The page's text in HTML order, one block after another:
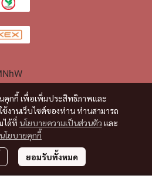
คุกกี้ เพื่อเพิ่มประสิทธิภาพและ
งานเว็บไซต์ของท่าน ท่านสามารถ
ได้ที่ นโยบายความเป็นส่วนตัว และ
นโยบายคุกกี้
ยอมรับทั้งหมด